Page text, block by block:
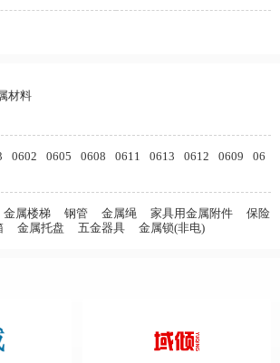
材料
0602 0605 0608 0611 0613 0612 0609
06
金属楼梯 钢管 金属绳 家具用金属附件
保险
金属托盘 五金器具 金属锁(非电)